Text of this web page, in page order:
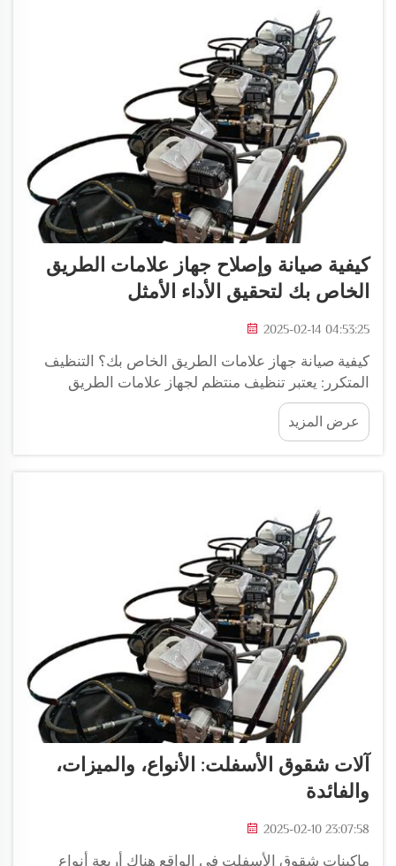
كيفية صيانة وإصلاح جهاز علامات الطريق
الخاص بك لتحقيق الأداء الأمثل
2025-02-14 04:53:25
كيفية صيانة جهاز علامات الطريق الخاص بك؟ التنظيف
المتكرر: يعتبر تنظيف منتظم لجهاز علامات الطريق
الخاص بك أمرًا ضروريًا جدًا. يمنع التنظيف تراكم الأوساخ
داخل الجهاز. لكن تراكم الكثير من الأوساخ يمكن أن يؤدي
إلى انسداد الأجهزة وجعلها تعمل...
عرض المزيد
آلات شقوق الأسفلت: الأنواع، والميزات،
والفائدة
2025-02-10 23:07:58
ماكينات شقوق الأسفلت في الواقع هناك أربعة أنواع